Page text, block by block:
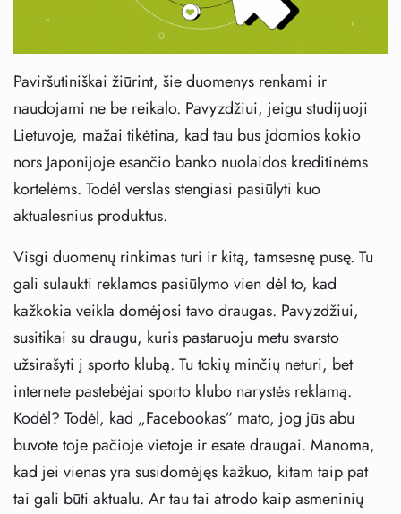
Paviršutiniškai žiūrint, šie duomenys renkami ir
naudojami ne be reikalo. Pavyzdžiui, jeigu studijuoji
Lietuvoje, mažai tikėtina, kad tau bus įdomios kokio
nors Japonijoje esančio banko nuolaidos kreditinėms
kortelėms. Todėl verslas stengiasi pasiūlyti kuo
aktualesnius produktus.
Visgi duomenų rinkimas turi ir kitą, tamsesnę pusę. Tu
gali sulaukti reklamos pasiūlymo vien dėl to, kad
kažkokia veikla domėjosi tavo draugas. Pavyzdžiui,
susitikai su draugu, kuris pastaruoju metu svarsto
užsirašyti į sporto klubą. Tu tokių minčių neturi, bet
internete pastebėjai sporto klubo narystės reklamą.
Kodėl? Todėl, kad „Facebookas“ mato, jog jūs abu
buvote toje pačioje vietoje ir esate draugai. Manoma,
kad jei vienas yra susidomėjęs kažkuo, kitam taip pat
tai gali būti aktualu. Ar tau tai atrodo kaip asmeninių